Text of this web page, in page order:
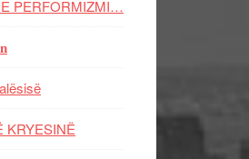
PERFORMIZMI…
KRYESINË